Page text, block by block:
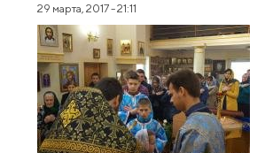
29 марта, 2017 - 21:11